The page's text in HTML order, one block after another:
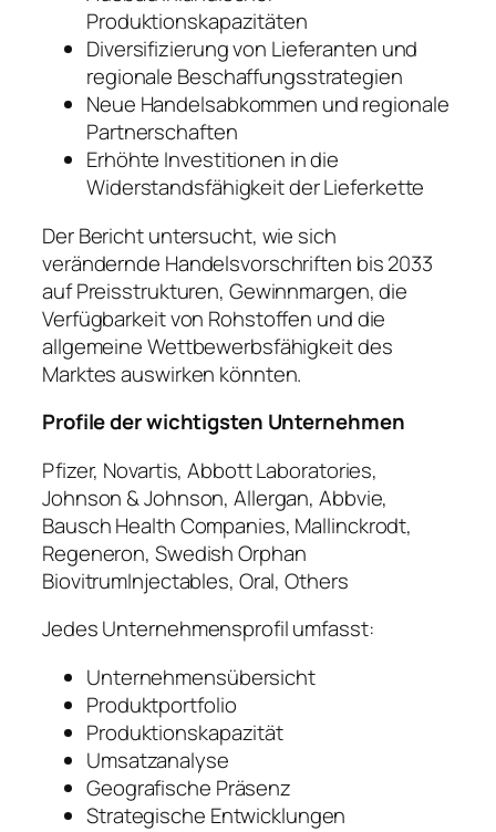
Produktionskapazitäten
Diversifizierung von Lieferanten und
regionale Beschaffungsstrategien
Neue Handelsabkommen und regionale
Partnerschaften
Erhöhte Investitionen in die
Widerstandsfähigkeit der Lieferkette
Der Bericht untersucht, wie sich
verändernde Handelsvorschriften bis 2033
auf Preisstrukturen, Gewinnmargen, die
Verfügbarkeit von Rohstoffen und die
allgemeine Wettbewerbsfähigkeit des
Marktes auswirken könnten.
Profile der wichtigsten Unternehmen
Pfizer, Novartis, Abbott Laboratories,
Johnson & Johnson, Allergan, Abbvie,
Bausch Health Companies, Mallinckrodt,
Regeneron, Swedish Orphan
BiovitrumInjectables, Oral, Others
Jedes Unternehmensprofil umfasst:
Unternehmensübersicht
Produktportfolio
Produktionskapazität
Umsatzanalyse
Geografische Präsenz
Strategische Entwicklungen